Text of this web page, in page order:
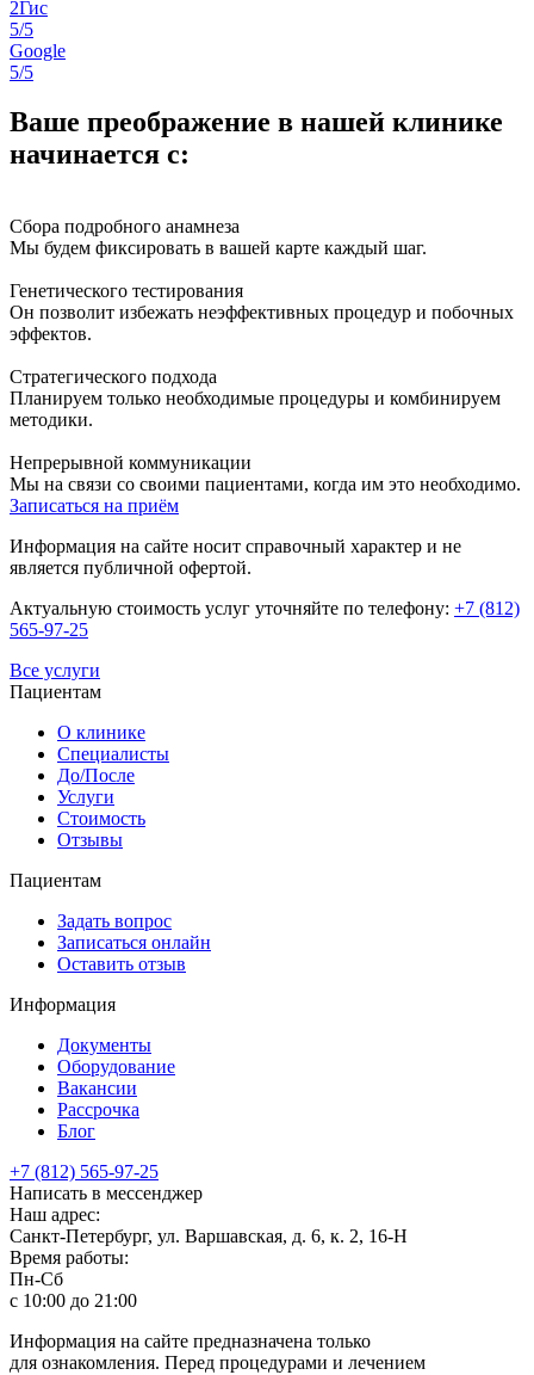
2Гис
5/5
Google
5/5
Ваше преображение в нашей клинике
начинается с:
Сбора подробного анамнеза
Мы будем фиксировать в вашей карте каждый шаг.
Генетического тестирования
Он позволит избежать неэффективных процедур и побочных
эффектов.
Стратегического подхода
Планируем только необходимые процедуры и комбинируем
методики.
Непрерывной коммуникации
Мы на связи со своими пациентами, когда им это необходимо.
Записаться на приём
Информация на сайте носит справочный характер и не
является публичной офертой.
Актуальную стоимость услуг уточняйте по телефону: +7 (812)
565-97-25
Все услуги
Пациентам
О клинике
Специалисты
До/После
Услуги
Стоимость
Отзывы
Пациентам
Задать вопрос
Записаться онлайн
Оставить отзыв
Информация
Документы
Оборудование
Вакансии
Рассрочка
Блог
+7 (812) 565-97-25
Написать в мессенджер
Наш адрес:
Санкт-Петербург, ул. Варшавская, д. 6, к. 2, 16-Н
Время работы:
Пн-Сб
с 10:00 до 21:00
Информация на сайте предназначена только
для ознакомления. Перед процедурами и лечением